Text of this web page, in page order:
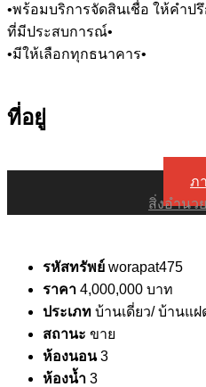
•พร้อมบริการจัดสินเชื่อ ให้คำป
ที่มีประสบการณ์•
•มีให้เลือกทุกธนาคาร•
ที่อยู่
ภ
สิ่งอำนว
รหัสทรัพย์ worapat475
ราคา 4,000,000 บาท
ประเภท บ้านเดี่ยว/ บ้านแฝ
สถานะ ขาย
ห้องนอน 3
ห้องน้ำ 3